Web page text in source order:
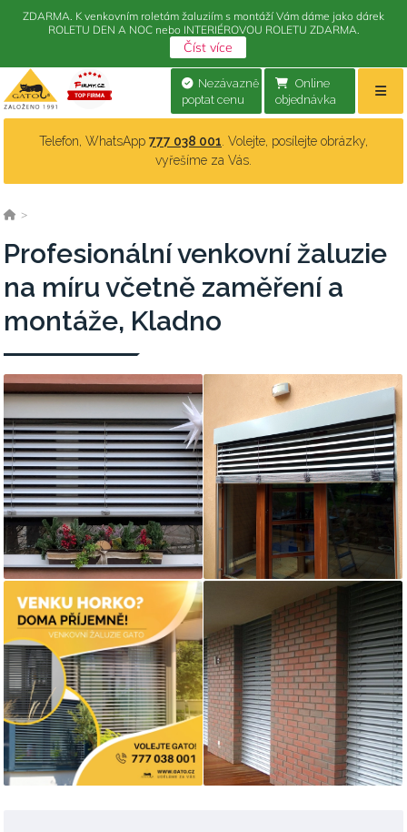
Online
objednávka
Nezávazně
poptat cenu
Telefon, WhatsApp 777 038 001 . Volejte, posílejte obrázky,
vyřešíme za Vás.
>
Profesionální venkovní žaluzie
na míru včetně zaměření a
montáže, Kladno
ZDARMA. K venkovním roletám žaluziím s montáží Vám dáme jako dárek
ROLETU DEN A NOC nebo INTERIÉROVOU ROLETU ZDARMA.
Číst více